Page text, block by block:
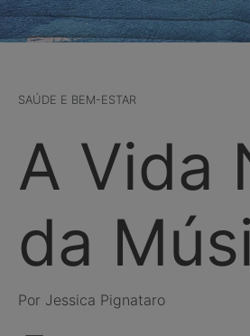
SAÚDE E BEM-ESTAR
A Vida
da
Por Jessica Pignataro